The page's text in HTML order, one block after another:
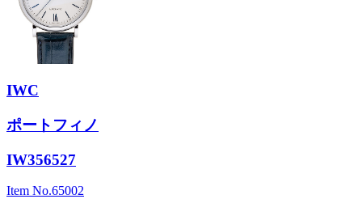
IWC
ポートフィノ
IW356527
Item No.65002